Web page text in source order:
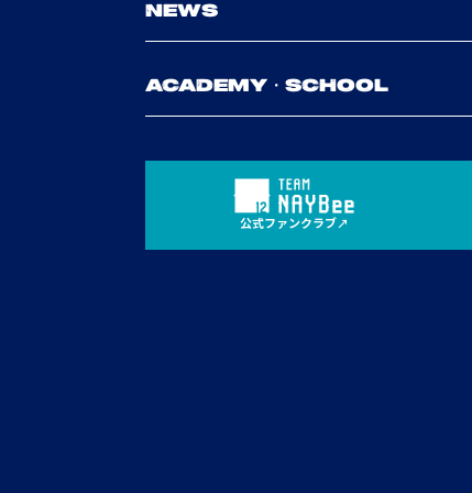
NEWS
ACADEMY・SCHOOL
公式ファンクラブ